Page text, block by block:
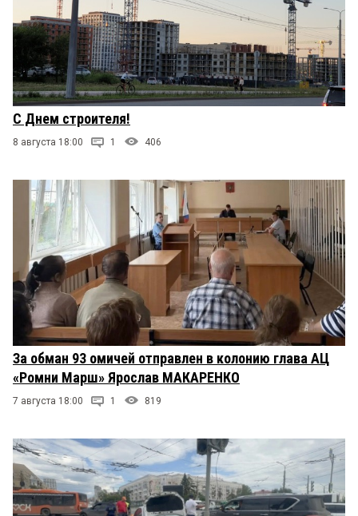
НОВОСТИ КОМПАНИЙ
ПРОИСШЕСТВИЯ
СТИЛЬ ЖИЗНИ
Блоги
Архив
С Днем строителя!
8 августа 18:00 1 406
За обман 93 омичей отправлен в колонию глава АЦ
«Ромни Марш» Ярослав МАКАРЕНКО
7 августа 18:00 1 819